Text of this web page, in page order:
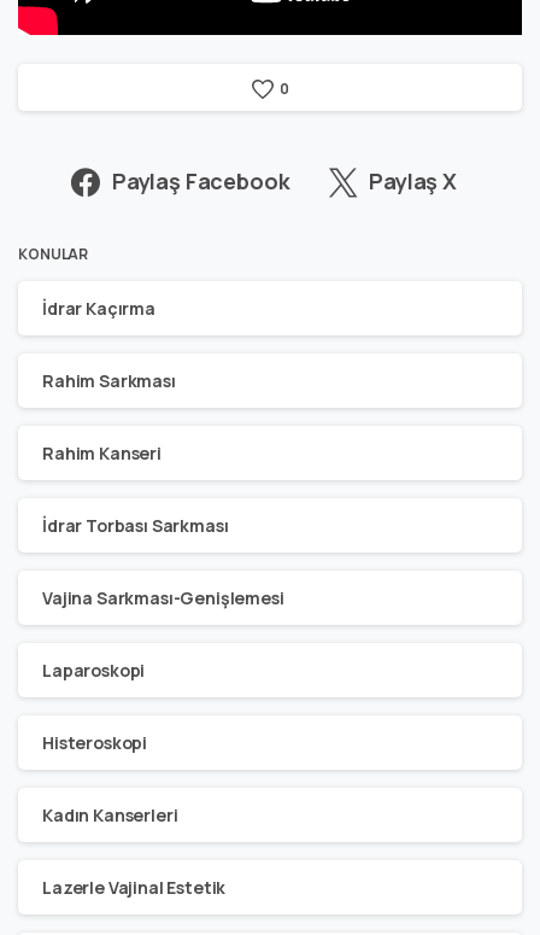
0
Paylaş Facebook Paylaş X
KONULAR
İdrar Kaçırma
Rahim Sarkması
Rahim Kanseri
İdrar Torbası Sarkması
Vajina Sarkması-Genişlemesi
Laparoskopi
Histeroskopi
Kadın Kanserleri
Lazerle Vajinal Estetik